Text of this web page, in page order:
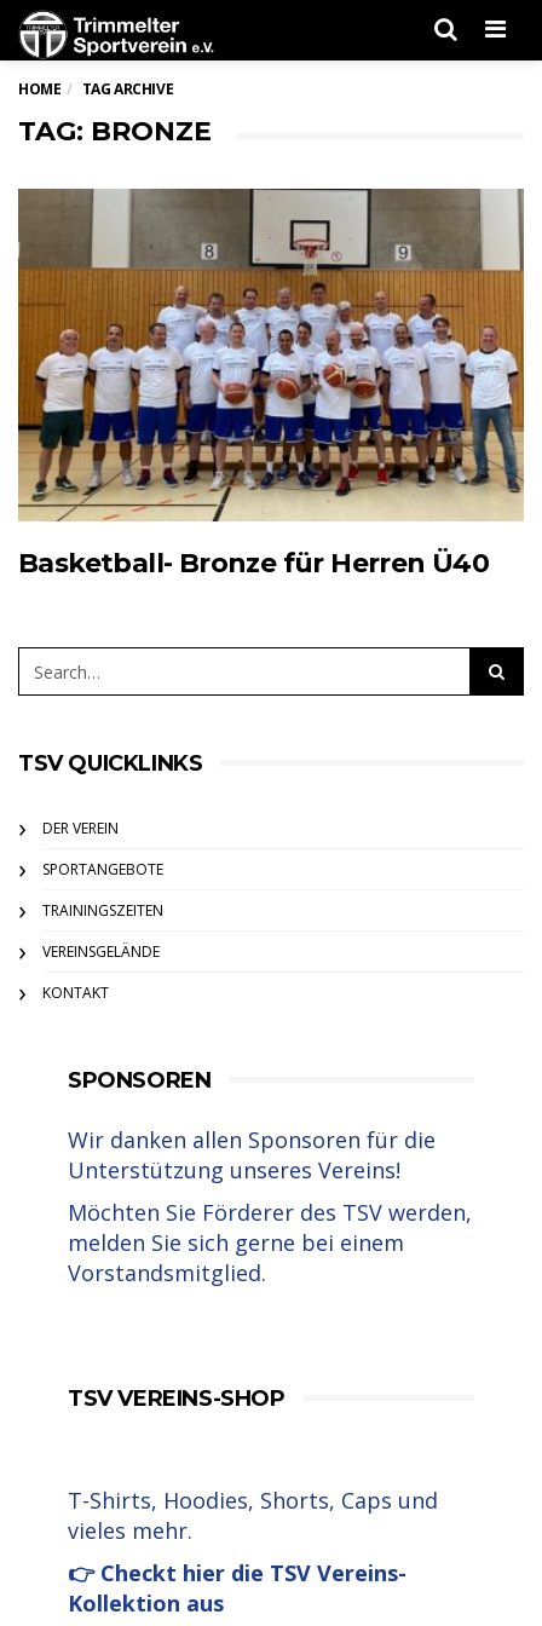
HOME TAG ARCHIVE
TAG: BRONZE
Basketball- Bronze für Herren Ü40
TSV QUICKLINKS
DER VEREIN
SPORTANGEBOTE
TRAININGSZEITEN
VEREINSGELÄNDE
KONTAKT
SPONSOREN
Wir danken allen Sponsoren für die
Unterstützung unseres Vereins!
Möchten Sie Förderer des TSV werden,
melden Sie sich gerne bei einem
Vorstandsmitglied.
TSV VEREINS-SHOP
T-Shirts, Hoodies, Shorts, Caps und
vieles mehr.
👉 Checkt hier die TSV Vereins-
Kollektion aus